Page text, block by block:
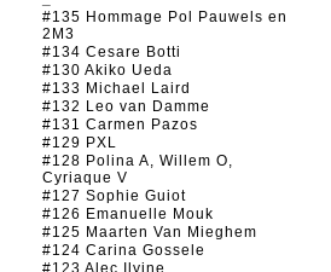
#135 Hommage Pol Pauwels en
2M3
#134 Cesare Botti
#130 Akiko Ueda
#133 Michael Laird
#132 Leo van Damme
#131 Carmen Pazos
#129 PXL
#128 Polina A, Willem O,
Cyriaque V
#127 Sophie Guiot
#126 Emanuelle Mouk
#125 Maarten Van Mieghem
#124 Carina Gossele
#123 Alec Ilyine